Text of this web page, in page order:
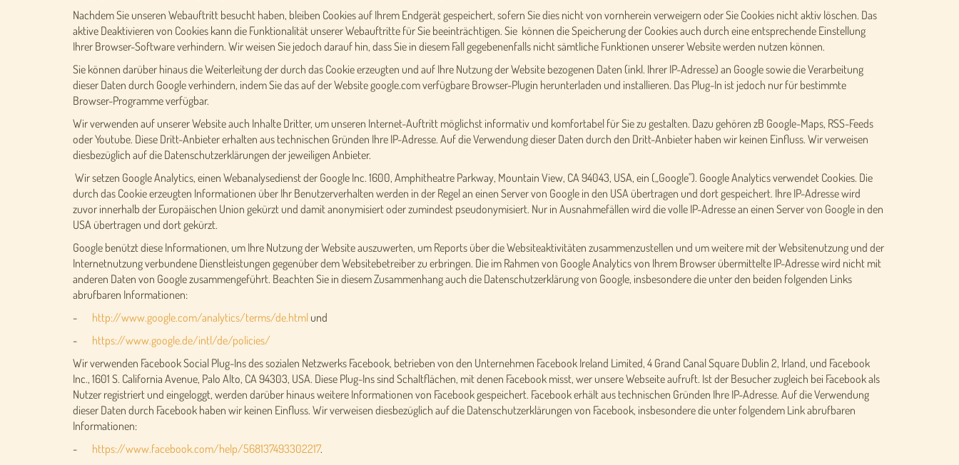
Nachdem Sie unseren Webauftritt besucht haben, bleiben Cookies auf Ihrem Endgerät gespeichert, sofern Sie dies nicht von vornherein verweigern oder Sie Cookies nicht aktiv löschen. Das
aktive Deaktivieren von Cookies kann die Funktionalität unserer Webauftritte für Sie beeinträchtigen. Sie können die Speicherung der Cookies auch durch eine entsprechende Einstellung
Ihrer Browser-Software verhindern. Wir weisen Sie jedoch darauf hin, dass Sie in diesem Fall gegebenenfalls nicht sämtliche Funktionen unserer Website werden nutzen können.
Sie können darüber hinaus die Weiterleitung der durch das Cookie erzeugten und auf Ihre Nutzung der Website bezogenen Daten (inkl. Ihrer IP-Adresse) an Google sowie die Verarbeitung
dieser Daten durch Google verhindern, indem Sie das auf der Website google.com verfügbare Browser-Plugin herunterladen und installieren. Das Plug-In ist jedoch nur für bestimmte
Browser-Programme verfügbar.
Wir verwenden auf unserer Website auch Inhalte Dritter, um unseren Internet-Auftritt möglichst informativ und komfortabel für Sie zu gestalten. Dazu gehören zB Google-Maps, RSS-Feeds
oder Youtube. Diese Dritt-Anbieter erhalten aus technischen Gründen Ihre IP-Adresse. Auf die Verwendung dieser Daten durch den Dritt-Anbieter haben wir keinen Einfluss. Wir verweisen
diesbezüglich auf die Datenschutzerklärungen der jeweiligen Anbieter.
Wir setzen Google Analytics, einen Webanalysedienst der Google Inc. 1600, Amphitheatre Parkway, Mountain View, CA 94043, USA, ein („Google"). Google Analytics verwendet Cookies. Die
durch das Cookie erzeugten Informationen über Ihr Benutzerverhalten werden in der Regel an einen Server von Google in den USA übertragen und dort gespeichert. Ihre IP-Adresse wird
zuvor innerhalb der Europäischen Union gekürzt und damit anonymisiert oder zumindest pseudonymisiert. Nur in Ausnahmefällen wird die volle IP-Adresse an einen Server von Google in den
USA übertragen und dort gekürzt.
Google benützt diese Informationen, um Ihre Nutzung der Website auszuwerten, um Reports über die Websiteaktivitäten zusammenzustellen und um weitere mit der Websitenutzung und der
Internetnutzung verbundene Dienstleistungen gegenüber dem Websitebetreiber zu erbringen. Die im Rahmen von Google Analytics von Ihrem Browser übermittelte IP-Adresse wird nicht mit
anderen Daten von Google zusammengeführt. Beachten Sie in diesem Zusammenhang auch die Datenschutzerklärung von Google, insbesondere die unter den beiden folgenden Links
abrufbaren Informationen:
- http://www.google.com/analytics/terms/de.html und
- https://www.google.de/intl/de/policies/
Wir verwenden Facebook Social Plug-Ins des sozialen Netzwerks Facebook, betrieben von den Unternehmen Facebook Ireland Limited, 4 Grand Canal Square Dublin 2, Irland, und Facebook
Inc., 1601 S. California Avenue, Palo Alto, CA 94303, USA. Diese Plug-Ins sind Schaltflächen, mit denen Facebook misst, wer unsere Webseite aufruft. Ist der Besucher zugleich bei Facebook als
Nutzer registriert und eingeloggt, werden darüber hinaus weitere Informationen von Facebook gespeichert. Facebook erhält aus technischen Gründen Ihre IP-Adresse. Auf die Verwendung
dieser Daten durch Facebook haben wir keinen Einfluss. Wir verweisen diesbezüglich auf die Datenschutzerklärungen von Facebook, insbesondere die unter folgendem Link abrufbaren
Informationen:
- https://www.facebook.com/help/568137493302217.